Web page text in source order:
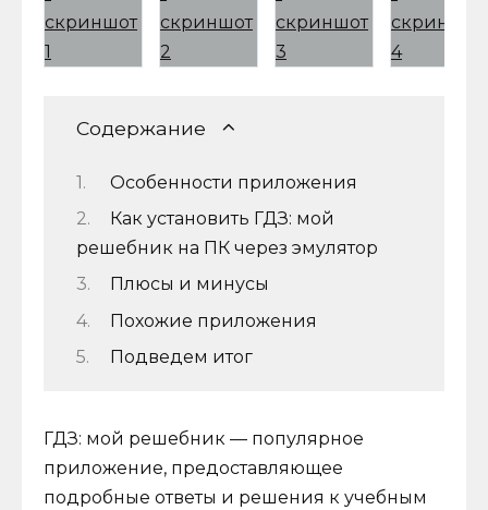
Содержание
Особенности приложения
Как установить ГДЗ: мой
решебник на ПК через эмулятор
Плюсы и минусы
Похожие приложения
Подведем итог
ГДЗ: мой решебник — популярное
приложение, предоставляющее
подробные ответы и решения к учебным